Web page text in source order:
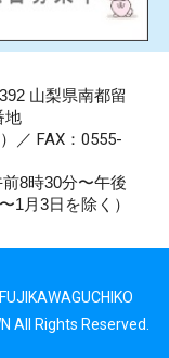
山梨県南都留
地
／ FAX：0555-
8時30分〜午後
1月3日を除く）
All Rights Reserved.